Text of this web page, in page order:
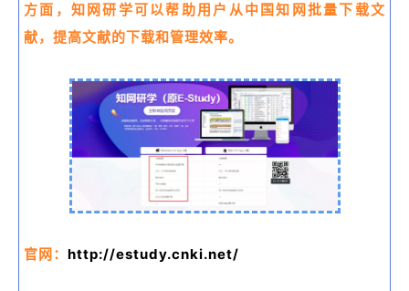
方面，知网研学可以帮助用户从中国知网批量下载文
献，提高文献的下载和管理效率。
官网： http://estudy.cnki.net/